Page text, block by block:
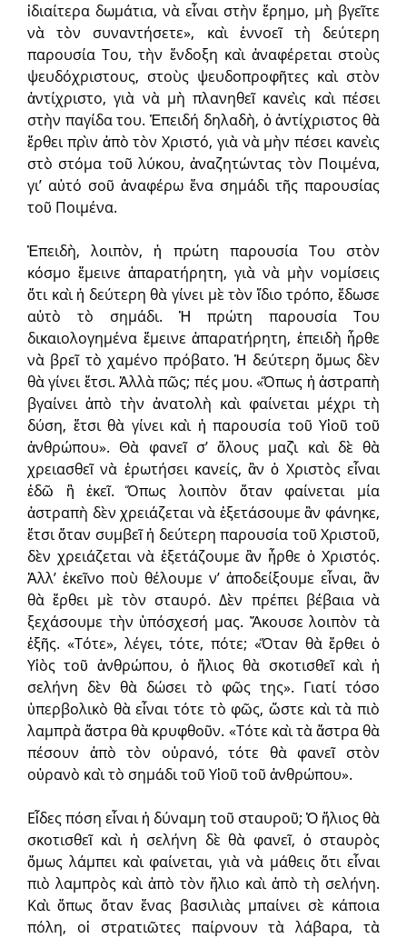
ἰδιαίτερα δωμάτια, νὰ εἶναι στὴν ἔρημο, μὴ βγεῖτε
νὰ τὸν συναντήσετε», καὶ ἐννοεῖ τὴ δεύτερη
παρουσία Του, τὴν ἔνδοξη καὶ ἀναφέρεται στοὺς
ψευδόχριστους, στοὺς ψευδοπροφῆτες καὶ στὸν
ἀντίχριστο, γιὰ νὰ μὴ πλανηθεῖ κανεὶς καὶ πέσει
στὴν παγίδα του. Ἐπειδή δηλαδὴ, ὁ ἀντίχριστος θὰ
ἔρθει πρὶν ἀπὸ τὸν Χριστό, γιὰ νὰ μὴν πέσει κανεὶς
στὸ στόμα τοῦ λύκου, ἀναζητώντας τὸν Ποιμένα,
γι’ αὐτό σοῦ ἀναφέρω ἕνα σημάδι τῆς παρουσίας
τοῦ Ποιμένα.
Ἐπειδὴ, λοιπὸν, ἡ πρώτη παρουσία Του στὸν
κόσμο ἔμεινε ἀπαρατήρητη, γιὰ νὰ μὴν νομίσεις
ὅτι καὶ ἡ δεύτερη θὰ γίνει μὲ τὸν ἴδιο τρόπο, ἔδωσε
αὐτὸ τὸ σημάδι. Ἡ πρώτη παρουσία Του
δικαιολογημένα ἔμεινε ἀπαρατήρητη, ἐπειδὴ ἦρθε
νὰ βρεῖ τὸ χαμένο πρόβατο. Ἡ δεύτερη ὅμως δὲν
θὰ γίνει ἔτσι. Ἀλλὰ πῶς; πές μου. «Ὅπως ἡ ἀστραπὴ
βγαίνει ἀπὸ τὴν ἀνατολὴ καὶ φαίνεται μέχρι τὴ
δύση, ἔτσι θὰ γίνει καὶ ἡ παρουσία τοῦ Υἱοῦ τοῦ
ἀνθρώπου». Θὰ φανεῖ σ’ ὅλους μαζὶ καὶ δὲ θὰ
χρειασθεῖ νὰ ἐρωτήσει κανείς, ἂν ὁ Χριστὸς εἶναι
ἐδῶ ἢ ἐκεῖ. Ὅπως λοιπὸν ὅταν φαίνεται μία
ἀστραπὴ δὲν χρειάζεται νὰ ἐξετάσουμε ἂν φάνηκε,
ἔτσι ὅταν συμβεῖ ἡ δεύτερη παρουσία τοῦ Χριστοῦ,
δὲν χρειάζεται νὰ ἐξετάζουμε ἂν ἦρθε ὁ Χριστός.
Ἀλλ’ ἐκεῖνο ποὺ θέλουμε ν’ ἀποδείξουμε εἶναι, ἂν
θὰ ἔρθει μὲ τὸν σταυρό. Δὲν πρέπει βέβαια νὰ
ξεχάσουμε τὴν ὑπόσχεσή μας. Ἄκουσε λοιπὸν τὰ
ἑξῆς. «Τότε», λέγει, τότε, πότε; «Ὅταν θὰ ἔρθει ὁ
Υἱὸς τοῦ ἀνθρώπου, ὁ ἥλιος θὰ σκοτισθεῖ καὶ ἡ
σελήνη δὲν θὰ δώσει τὸ φῶς της». Γιατί τόσο
ὑπερβολικὸ θὰ εἶναι τότε τὸ φῶς, ὥστε καὶ τὰ πιὸ
λαμπρὰ ἄστρα θὰ κρυφθοῦν. «Τότε καὶ τὰ ἄστρα θὰ
πέσουν ἀπὸ τὸν οὐρανό, τότε θὰ φανεῖ στὸν
οὐρανὸ καὶ τὸ σημάδι τοῦ Υἱοῦ τοῦ ἀνθρώπου».
Εἶδες πόση εἶναι ἡ δύναμη τοῦ σταυροῦ; Ὁ ἥλιος θὰ
σκοτισθεῖ καὶ ἡ σελήνη δὲ θὰ φανεῖ, ὁ σταυρὸς
ὅμως λάμπει καὶ φαίνεται, γιὰ νὰ μάθεις ὅτι εἶναι
πιὸ λαμπρὸς καὶ ἀπὸ τὸν ἥλιο καὶ ἀπὸ τὴ σελήνη.
Καὶ ὅπως ὅταν ἕνας βασιλιὰς μπαίνει σὲ κάποια
πόλη, οἱ στρατιῶτες παίρνουν τὰ λάβαρα, τὰ